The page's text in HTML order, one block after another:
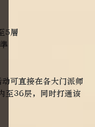
5層
可直接在各大门派师
至36层，同时打通该